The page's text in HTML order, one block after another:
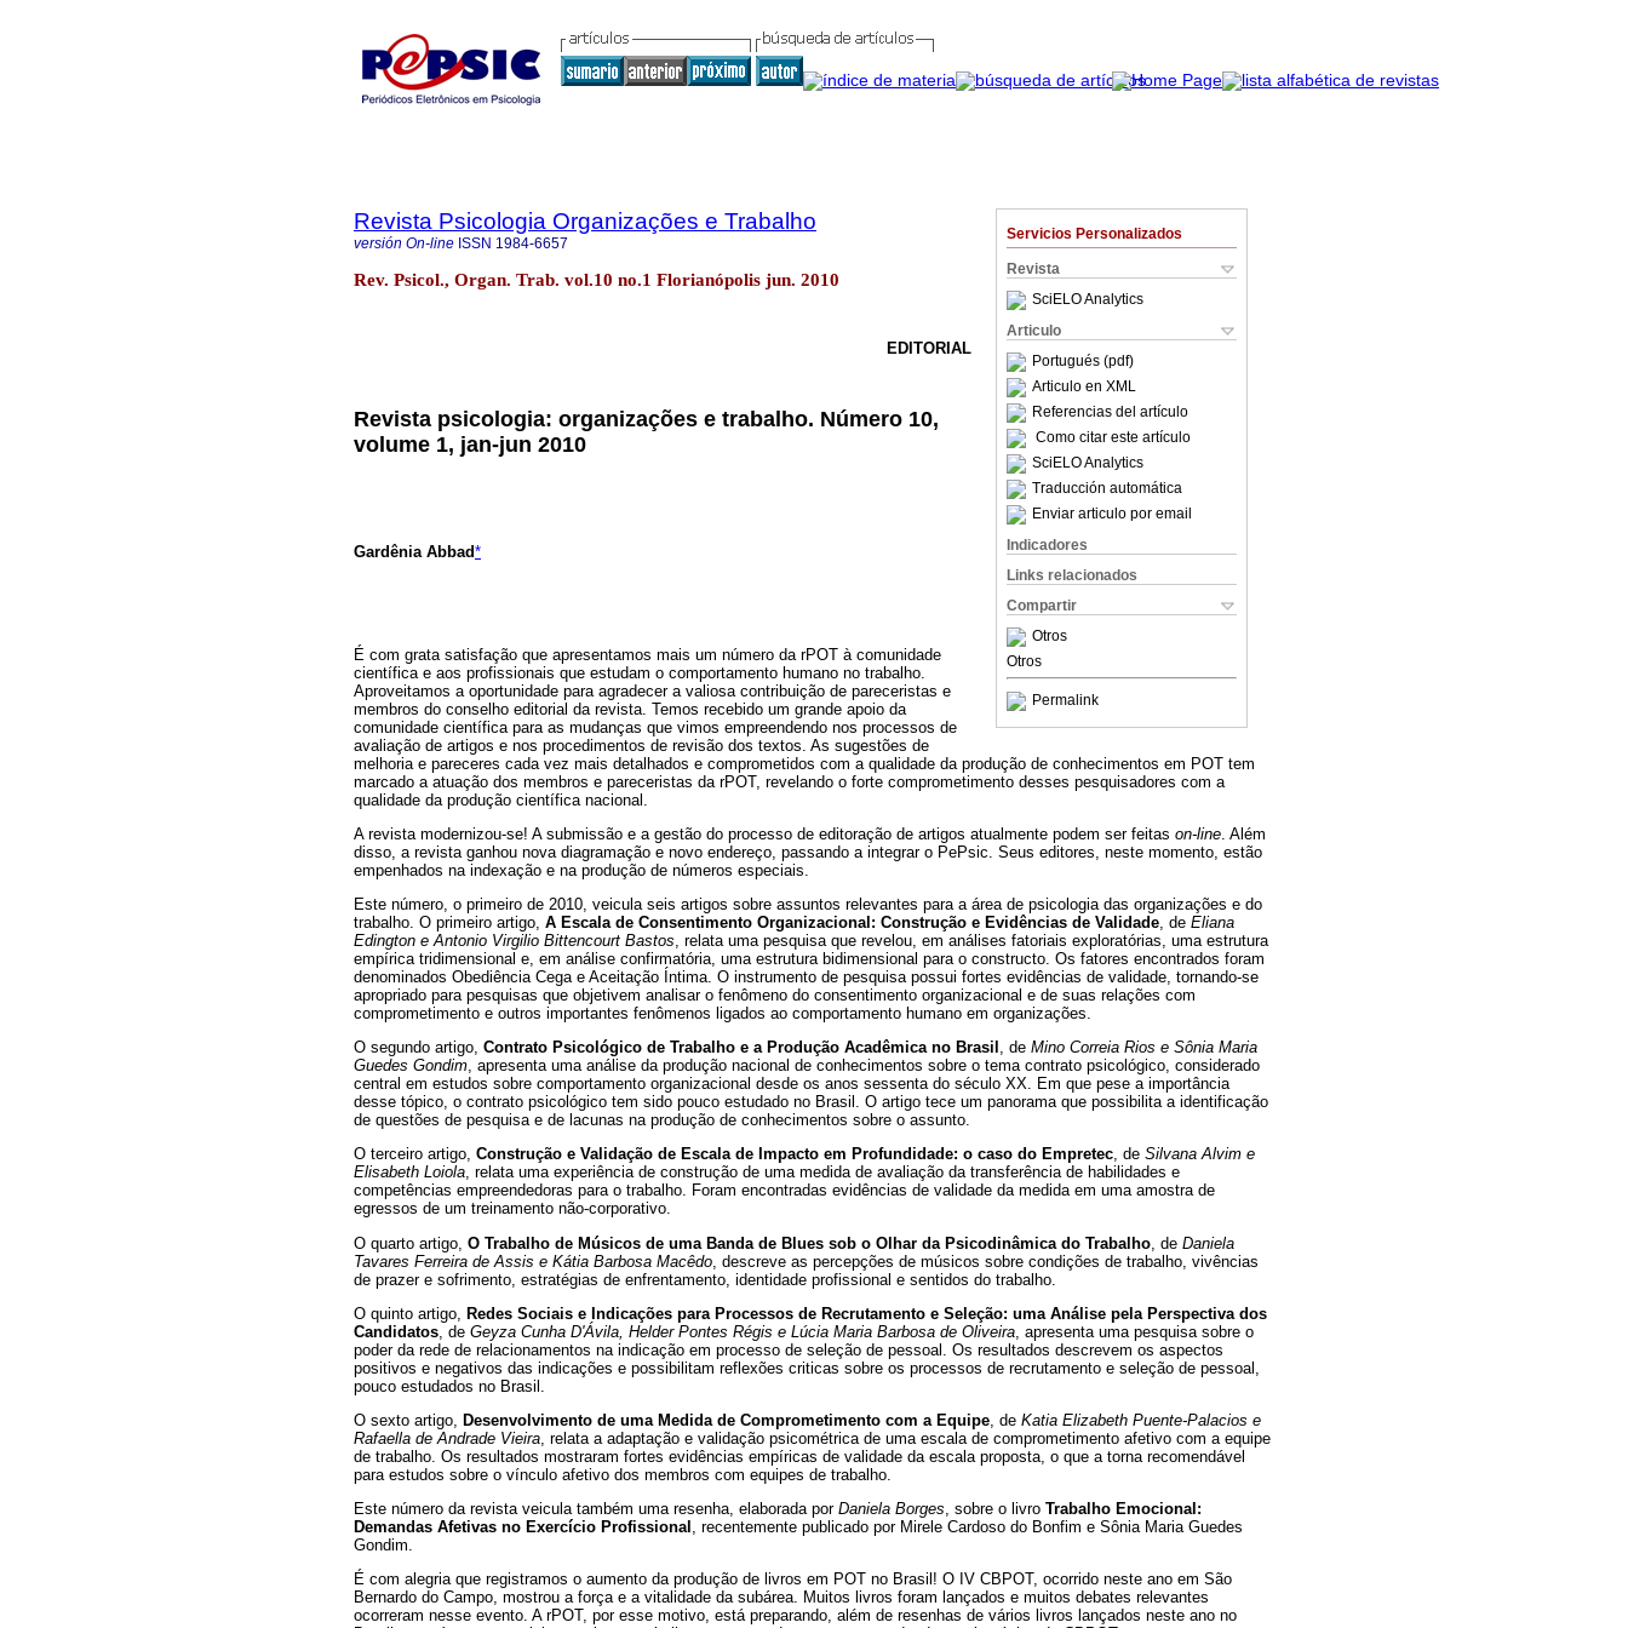
Servicios Personalizados
Revista
SciELO Analytics
Articulo
Portugués (pdf)
Articulo en XML
Referencias del artículo
Como citar este artículo
SciELO Analytics
Traducción automática
Enviar articulo por email
Indicadores
Links relacionados
Compartir
Otros
Otros
Permalink
Revista Psicologia Organizações e Trabalho
versión On-line ISSN 1984-6657
Rev. Psicol., Organ. Trab. vol.10 no.1 Florianópolis jun. 2010
EDITORIAL
Revista psicologia: organizações e trabalho. Número 10,
volume 1, jan-jun 2010
Gardênia Abbad*
É com grata satisfação que apresentamos mais um número da rPOT à comunidade
científica e aos profissionais que estudam o comportamento humano no trabalho.
Aproveitamos a oportunidade para agradecer a valiosa contribuição de pareceristas e
membros do conselho editorial da revista. Temos recebido um grande apoio da
comunidade científica para as mudanças que vimos empreendendo nos processos de
avaliação de artigos e nos procedimentos de revisão dos textos. As sugestões de
melhoria e pareceres cada vez mais detalhados e comprometidos com a qualidade da produção de conhecimentos em POT tem
marcado a atuação dos membros e pareceristas da rPOT, revelando o forte comprometimento desses pesquisadores com a
qualidade da produção científica nacional.
A revista modernizou-se! A submissão e a gestão do processo de editoração de artigos atualmente podem ser feitas on-line . Além
disso, a revista ganhou nova diagramação e novo endereço, passando a integrar o PePsic. Seus editores, neste momento, estão
empenhados na indexação e na produção de números especiais.
Este número, o primeiro de 2010, veicula seis artigos sobre assuntos relevantes para a área de psicologia das organizações e do
trabalho. O primeiro artigo, A Escala de Consentimento Organizacional: Construção e Evidências de Validade , de Eliana
Edington e Antonio Virgilio Bittencourt Bastos , relata uma pesquisa que revelou, em análises fatoriais exploratórias, uma estrutura
empírica tridimensional e, em análise confirmatória, uma estrutura bidimensional para o constructo. Os fatores encontrados foram
denominados Obediência Cega e Aceitação Íntima. O instrumento de pesquisa possui fortes evidências de validade, tornando-se
apropriado para pesquisas que objetivem analisar o fenômeno do consentimento organizacional e de suas relações com
comprometimento e outros importantes fenômenos ligados ao comportamento humano em organizações.
O segundo artigo, Contrato Psicológico de Trabalho e a Produção Acadêmica no Brasil , de Mino Correia Rios e Sônia Maria
Guedes Gondim, apresenta uma análise da produção nacional de conhecimentos sobre o tema contrato psicológico, considerado
central em estudos sobre comportamento organizacional desde os anos sessenta do século XX. Em que pese a importância
desse tópico, o contrato psicológico tem sido pouco estudado no Brasil. O artigo tece um panorama que possibilita a identificação
de questões de pesquisa e de lacunas na produção de conhecimentos sobre o assunto.
O terceiro artigo, Construção e Validação de Escala de Impacto em Profundidade: o caso do Empretec, de Silvana Alvim e
Elisabeth Loiola, relata uma experiência de construção de uma medida de avaliação da transferência de habilidades e
competências empreendedoras para o trabalho. Foram encontradas evidências de validade da medida em uma amostra de
egressos de um treinamento não-corporativo.
O quarto artigo, O Trabalho de Músicos de uma Banda de Blues sob o Olhar da Psicodinâmica do Trabalho , de Daniela
Tavares Ferreira de Assis e Kátia Barbosa Macêdo , descreve as percepções de músicos sobre condições de trabalho, vivências
de prazer e sofrimento, estratégias de enfrentamento, identidade profissional e sentidos do trabalho.
O quinto artigo, Redes Sociais e Indicações para Processos de Recrutamento e Seleção: uma Análise pela Perspectiva dos
Candidatos , de Geyza Cunha D'Ávila, Helder Pontes Régis e Lúcia Maria Barbosa de Oliveira , apresenta uma pesquisa sobre o
poder da rede de relacionamentos na indicação em processo de seleção de pessoal. Os resultados descrevem os aspectos
positivos e negativos das indicações e possibilitam reflexões criticas sobre os processos de recrutamento e seleção de pessoal,
pouco estudados no Brasil.
O sexto artigo,
Desenvolvimento de uma Medida de Comprometimento com a Equipe , de Katia Elizabeth Puente-Palacios e
Rafaella de Andrade Vieira , relata a adaptação e validação psicométrica de uma escala de comprometimento afetivo com a equipe
de trabalho. Os resultados mostraram fortes evidências empíricas de validade da escala proposta, o que a torna recomendável
para estudos sobre o vínculo afetivo dos membros com equipes de trabalho.
Este número da revista veicula também uma resenha, elaborada por Daniela Borges, sobre o livro Trabalho Emocional:
Demandas Afetivas no Exercício Profissional , recentemente publicado por Mirele Cardoso do Bonfim e Sônia Maria Guedes
Gondim.
É com alegria que registramos o aumento da produção de livros em POT no Brasil! O IV CBPOT, ocorrido neste ano em São
Bernardo do Campo, mostrou a força e a vitalidade da subárea. Muitos livros foram lançados e muitos debates relevantes
ocorreram nesse evento. A rPOT, por esse motivo, está preparando, além de resenhas de vários livros lançados neste ano no